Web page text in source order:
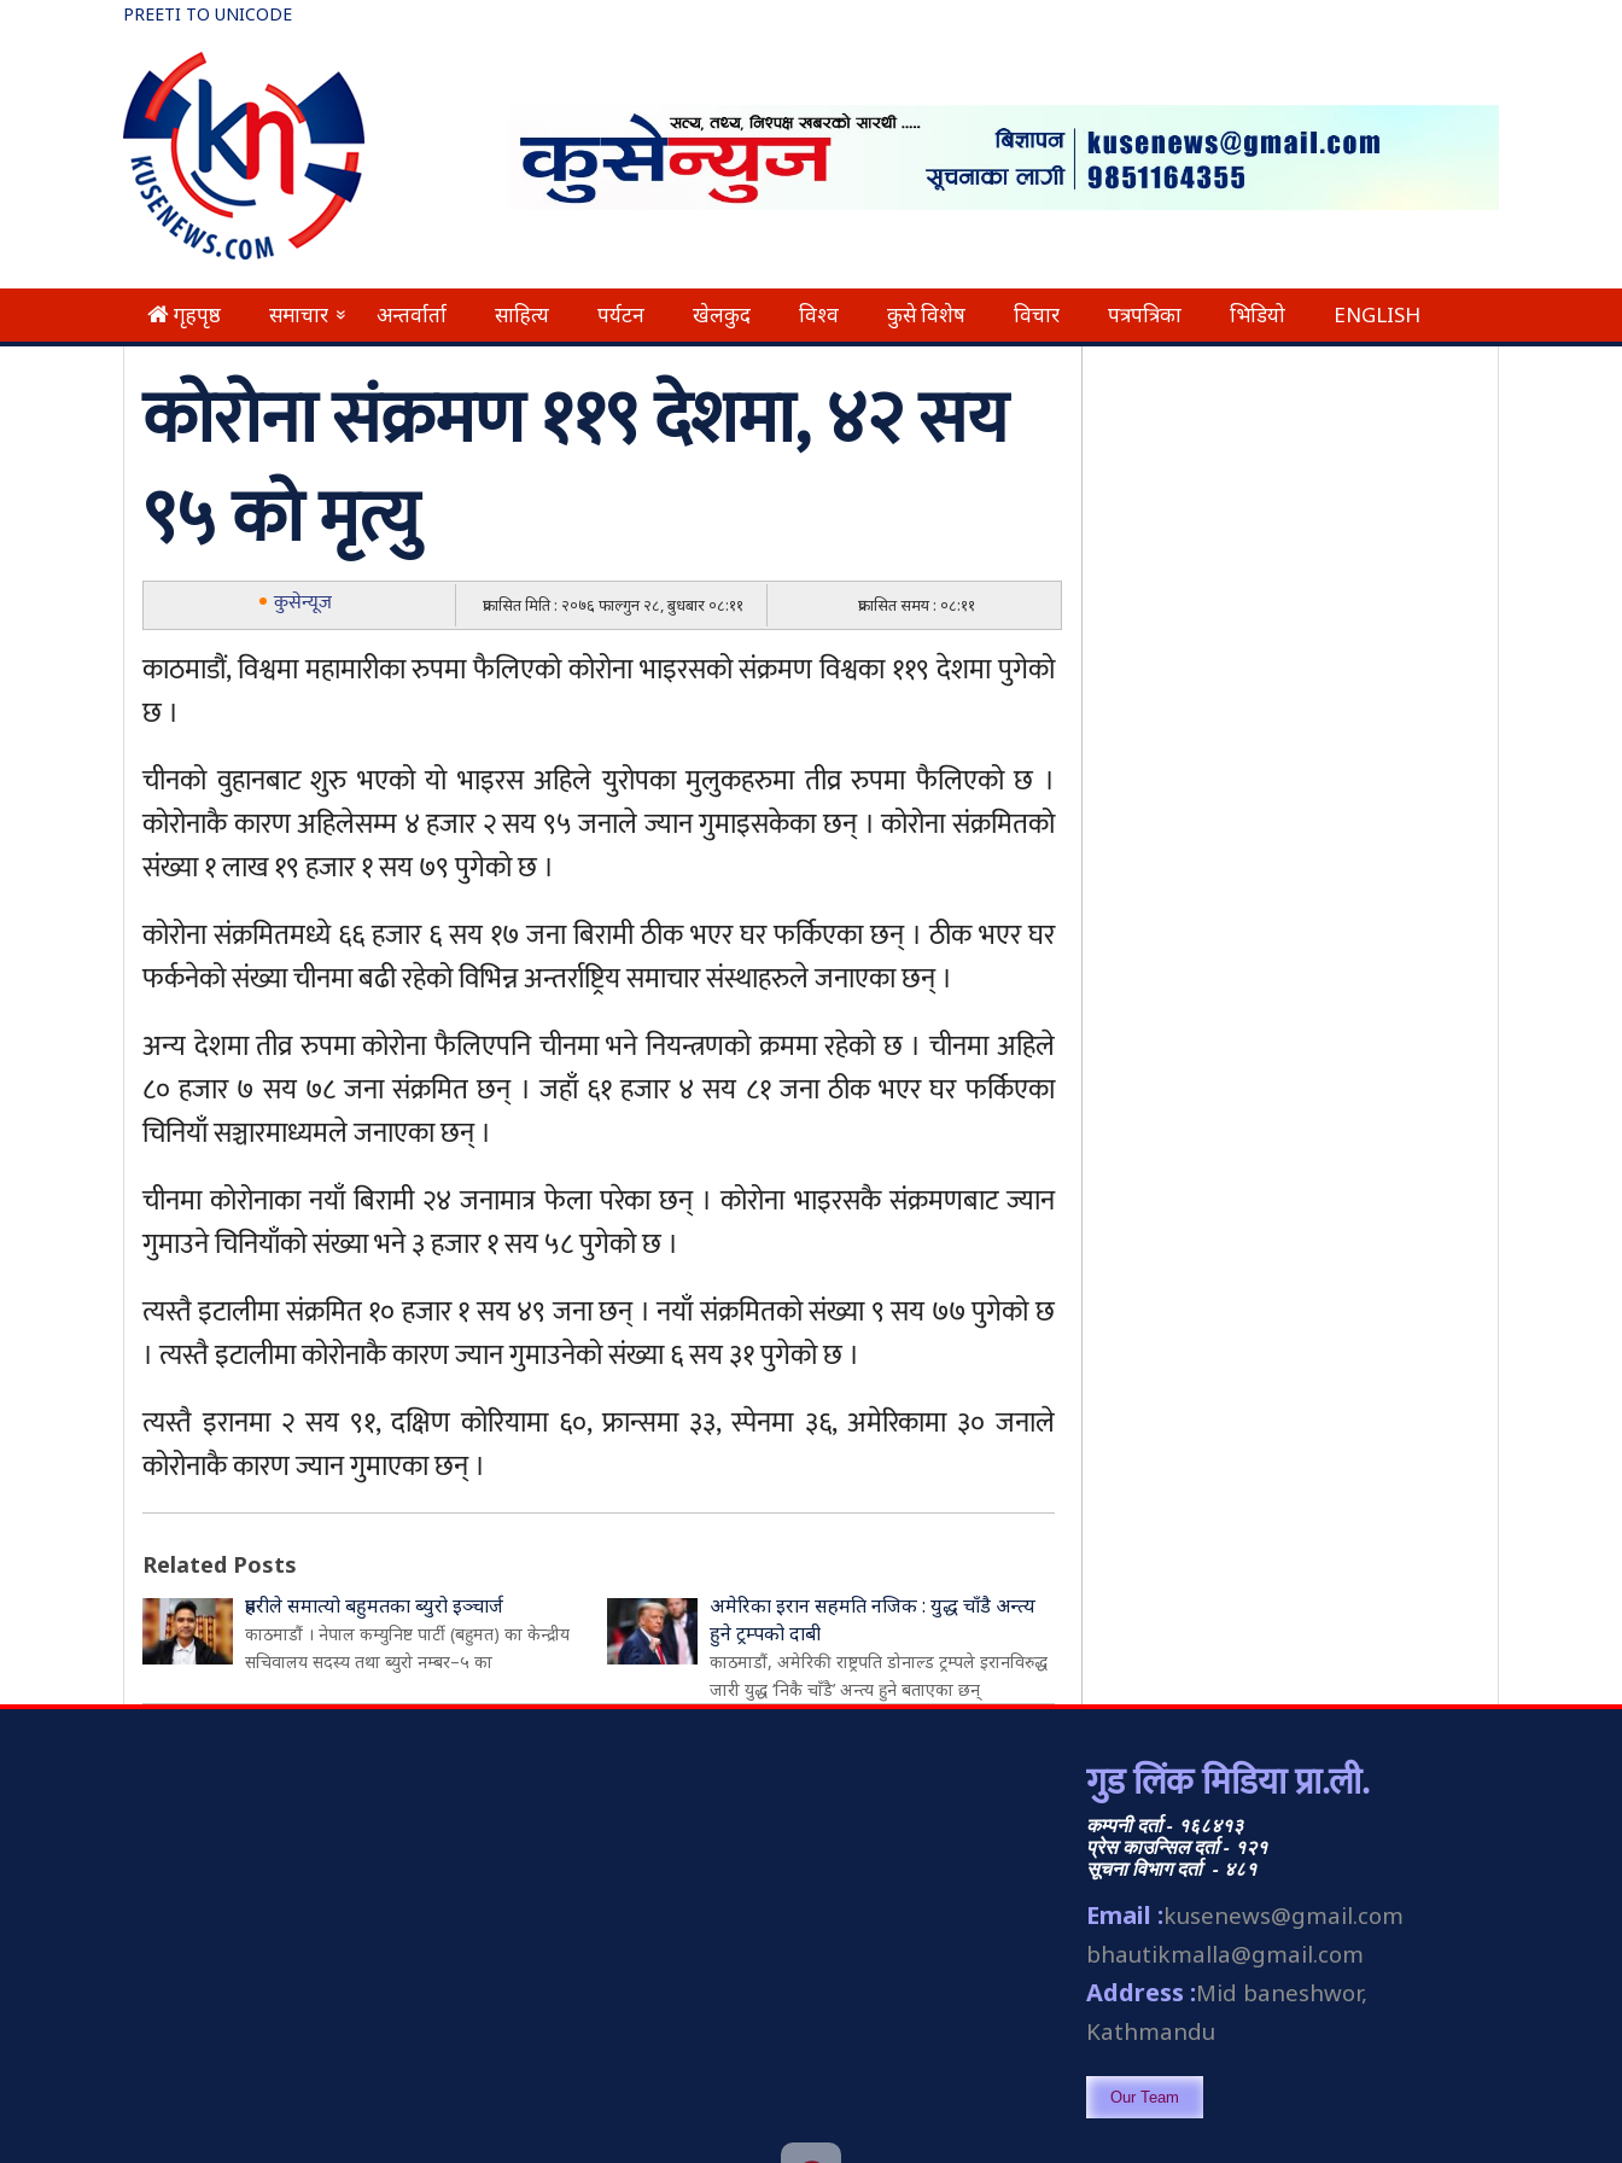
PREETI TO UNICODE
गृहपृष्ठ समाचार » अन्तर्वार्ता साहित्य पर्यटन खेलकुद विश्व कुसे विशेष विचार पत्रपत्रिका भिडियो ENGLISH
कोरोना संक्रमण ११९ देशमा, ४२ सय
९५ को मृत्यु
कुसेन्यूज प्रकासित मिति : २०७६ फाल्गुन २८, बुधबार ०८:११ प्रकासित समय : ०८:११
काठमाडौं, विश्वमा महामारीका रुपमा फैलिएको कोरोना भाइरसको संक्रमण विश्वका ११९ देशमा पुगेको
छ ।
चीनको वुहानबाट शुरु भएको यो भाइरस अहिले युरोपका मुलुकहरुमा तीव्र रुपमा फैलिएको छ ।
कोरोनाकै कारण अहिलेसम्म ४ हजार २ सय ९५ जनाले ज्यान गुमाइसकेका छन् । कोरोना संक्रमितको
संख्या १ लाख १९ हजार १ सय ७९ पुगेको छ ।
कोरोना संक्रमितमध्ये ६६ हजार ६ सय १७ जना बिरामी ठीक भएर घर फर्किएका छन् । ठीक भएर घर
फर्कनेको संख्या चीनमा बढी रहेको विभिन्न अन्तर्राष्ट्रिय समाचार संस्थाहरुले जनाएका छन् ।
अन्य देशमा तीव्र रुपमा कोरोना फैलिएपनि चीनमा भने नियन्त्रणको क्रममा रहेको छ । चीनमा अहिले
८० हजार ७ सय ७८ जना संक्रमित छन् । जहाँ ६१ हजार ४ सय ८१ जना ठीक भएर घर फर्किएका
चिनियाँ सञ्चारमाध्यमले जनाएका छन् ।
चीनमा कोरोनाका नयाँ बिरामी २४ जनामात्र फेला परेका छन् । कोरोना भाइरसकै संक्रमणबाट ज्यान
गुमाउने चिनियाँको संख्या भने ३ हजार १ सय ५८ पुगेको छ ।
त्यस्तै इटालीमा संक्रमित १० हजार १ सय ४९ जना छन् । नयाँ संक्रमितको संख्या ९ सय ७७ पुगेको छ
। त्यस्तै इटालीमा कोरोनाकै कारण ज्यान गुमाउनेको संख्या ६ सय ३१ पुगेको छ ।
त्यस्तै इरानमा २ सय ९१, दक्षिण कोरियामा ६०, फ्रान्समा ३३, स्पेनमा ३६, अमेरिकामा ३० जनाले
कोरोनाकै कारण ज्यान गुमाएका छन् ।
Related Posts
प्रहरीले समात्यो बहुमतका ब्युरो इञ्चार्ज
काठमाडौं । नेपाल कम्युनिष्ट पार्टी (बहुमत) का केन्द्रीय
सचिवालय सदस्य तथा ब्युरो नम्बर–५ का
अमेरिका इरान सहमति नजिक : युद्ध चाँडै अन्त्य
हुने ट्रम्पको दाबी
काठमाडौं, अमेरिकी राष्ट्रपति डोनाल्ड ट्रम्पले इरानविरुद्ध
जारी युद्ध ‘निकै चाँडै’ अन्त्य हुने बताएका छन्
गुड लिंक मिडिया प्रा.ली.
कम्पनी दर्ता - १६८४१३
प्रेस काउन्सिल दर्ता - १२१
सूचना विभाग दर्ता - ४८१
Email :kusenews@gmail.com
bhautikmalla@gmail.com
Address :Mid baneshwor,
Kathmandu
Our Team